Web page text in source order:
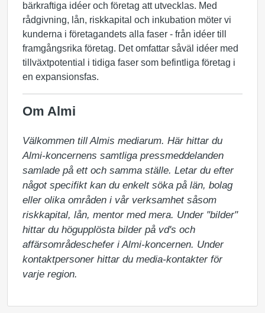
bärkraftiga idéer och företag att utvecklas. Med
rådgivning, lån, riskkapital och inkubation möter vi
kunderna i företagandets alla faser - från idéer till
framgångsrika företag. Det omfattar såväl idéer med
tillväxtpotential i tidiga faser som befintliga företag i
en expansionsfas.
Om Almi
Välkommen till Almis mediarum. Här hittar du
Almi-koncernens samtliga pressmeddelanden
samlade på ett och samma ställe. Letar du efter
något specifikt kan du enkelt söka på län, bolag
eller olika områden i vår verksamhet såsom
riskkapital, lån, mentor med mera. Under "bilder"
hittar du högupplösta bilder på vd's och
affärsområdeschefer i Almi-koncernen. Under
kontaktpersoner hittar du media-kontakter för
varje region.